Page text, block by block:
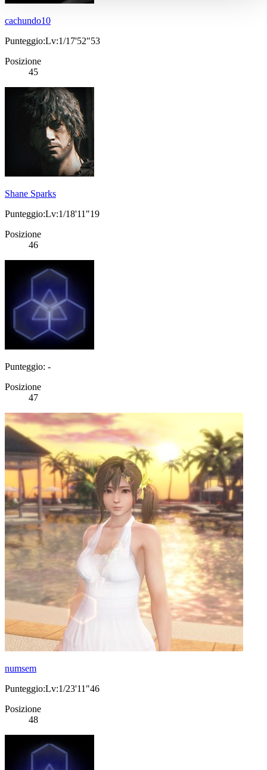
cachundo10
Punteggio:Lv:1/17'52"53
Posizione
45
Shane Sparks
Punteggio:Lv:1/18'11"19
Posizione
46
Punteggio: -
Posizione
47
numsem
Punteggio:Lv:1/23'11"46
Posizione
48